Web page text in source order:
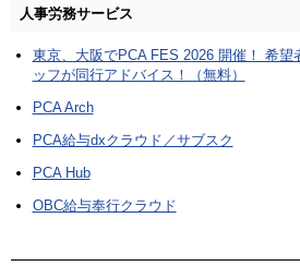
人事労務サービス
東京、大阪でPCA FES 2026 開催！ 希望
ッフが同行アドバイス！（無料）
PCA Arch
PCA給与dxクラウド／サブスク
PCA Hub
OBC給与奉行クラウド